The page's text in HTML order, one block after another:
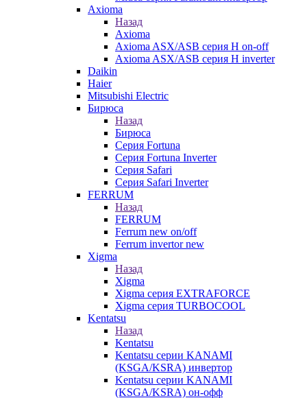
Axioma
Назад
Axioma
Axioma ASX/ASB серия Н on-off
Axioma ASX/ASB серия Н inverter
Daikin
Haier
Mitsubishi Electric
Бирюса
Назад
Бирюса
Серия Fortuna
Серия Fortuna Inverter
Серия Safari
Серия Safari Inverter
FERRUM
Назад
FERRUM
Ferrum new on/off
Ferrum invertor new
Xigma
Назад
Xigma
Xigma серия EXTRAFORCE
Xigma серия TURBOCOOL
Kentatsu
Назад
Kentatsu
Kentatsu серии KANAMI
(KSGA/KSRA) инвертор
Kentatsu серии KANAMI
(KSGA/KSRA) он-офф